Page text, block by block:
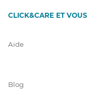
CLICK&CARE ET VOUS
Aide
Blog